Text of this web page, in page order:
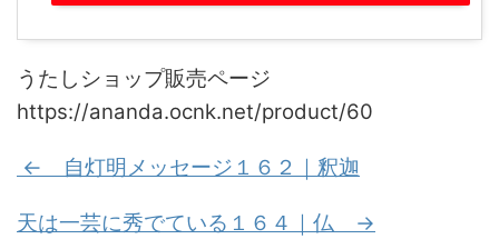
うたしショップ販売ページ
https://ananda.ocnk.net/product/60
← 自灯明メッセージ１６２｜釈迦
天は一芸に秀でている１６４｜仏 →